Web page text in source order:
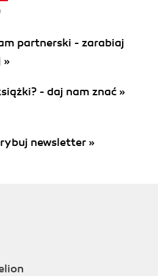
partnerski - zarabiaj
»
- daj nam znać »
newsletter »